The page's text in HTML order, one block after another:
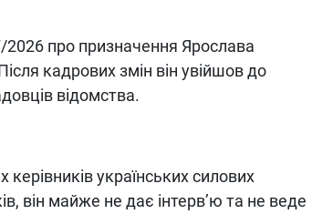
2026 про призначення Ярослава
кадрових змін він увійшов до
відомства.
українських силових
він майже не дає інтерв’ю та не веде